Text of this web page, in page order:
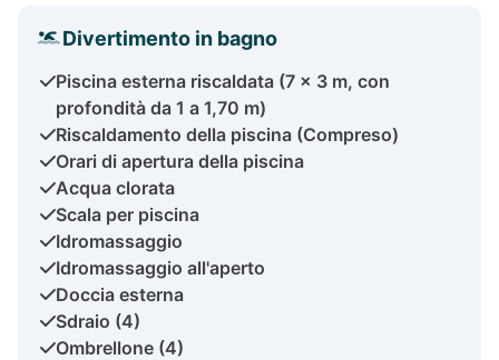
Divertimento in bagno
Piscina esterna riscaldata (7 x 3 m, con
profondità da 1 a 1,70 m)
Riscaldamento della piscina (Compreso)
Orari di apertura della piscina
Acqua clorata
Scala per piscina
Idromassaggio
Idromassaggio all'aperto
Doccia esterna
Sdraio (4)
Ombrellone (4)